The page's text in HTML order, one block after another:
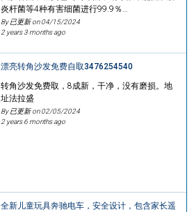
炎杆菌等4种有害细菌进行99.9％…
By 已更新 on04/15/2024
2 years 3 months ago
漂亮转角沙发免费自取3476254540
转角沙发免费取，8成新，干净，没有磨损。地
址法拉盛
By 已更新 on02/05/2024
2 years 6 months ago
全新儿童玩具奔驰电车，安全设计，包含家长遥